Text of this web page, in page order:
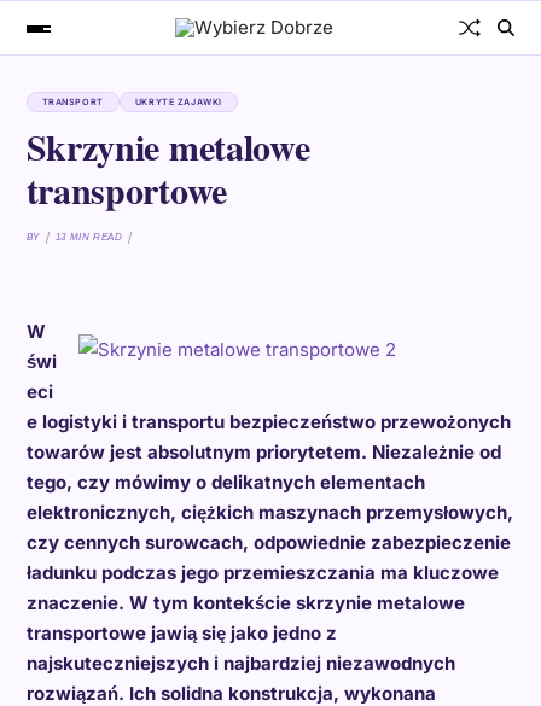
TRANSPORT UKRYTE ZAJAWKI
Skrzynie metalowe
transportowe
BY 13 MIN READ
W
świ
eci
e logistyki i transportu bezpieczeństwo przewożonych
towarów jest absolutnym priorytetem. Niezależnie od
tego, czy mówimy o delikatnych elementach
elektronicznych, ciężkich maszynach przemysłowych,
czy cennych surowcach, odpowiednie zabezpieczenie
ładunku podczas jego przemieszczania ma kluczowe
znaczenie. W tym kontekście skrzynie metalowe
transportowe jawią się jako jedno z
najskuteczniejszych i najbardziej niezawodnych
rozwiązań. Ich solidna konstrukcja, wykonana